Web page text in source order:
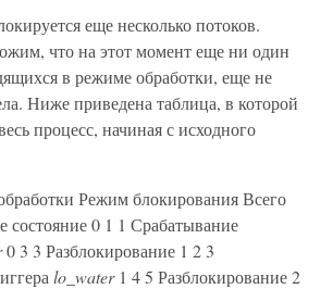
еще несколько потоков.
что на этот момент еще ни один
в режиме обработки, еще не
Ниже приведена таблица, в которой
процесс, начиная с исходного
Режим блокирования Всего
состояние 0 1 1 Срабатывание
0 3 3 Разблокирование 1 2 3
lo_water1 4 5 Разблокирование 2